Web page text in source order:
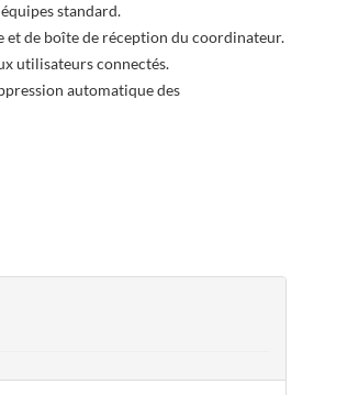
standard.
et de boîte de réception du coordinateur.
utilisateurs connectés.
automatique des